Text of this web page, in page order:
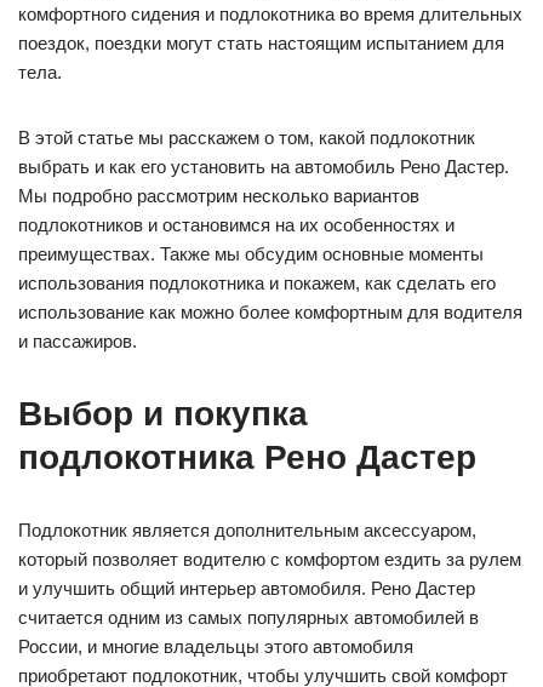
комфортного сидения и подлокотника во время длительных
поездок, поездки могут стать настоящим испытанием для
тела.
В этой статье мы расскажем о том, какой подлокотник
выбрать и как его установить на автомобиль Рено Дастер.
Мы подробно рассмотрим несколько вариантов
подлокотников и остановимся на их особенностях и
преимуществах. Также мы обсудим основные моменты
использования подлокотника и покажем, как сделать его
использование как можно более комфортным для водителя
и пассажиров.
Выбор и покупка
подлокотника Рено Дастер
Подлокотник является дополнительным аксессуаром,
который позволяет водителю с комфортом ездить за рулем
и улучшить общий интерьер автомобиля. Рено Дастер
считается одним из самых популярных автомобилей в
России, и многие владельцы этого автомобиля
приобретают подлокотник, чтобы улучшить свой комфорт